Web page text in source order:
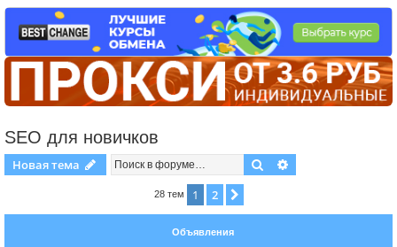
SEO для новичков
Новая тема Поиск
28 тем 1 2
Объявления